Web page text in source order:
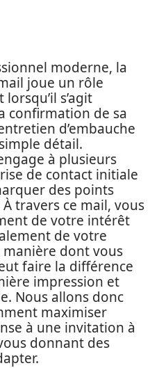
moderne, la
joue un rôle
s’agit
confirmation de sa
d’embauche
détail.
à plusieurs
de contact initiale
des points
travers ce mail, vous
de votre intérêt
de votre
dont vous
faire la différence
impression et
Nous allons donc
maximiser
à une invitation à
donnant des